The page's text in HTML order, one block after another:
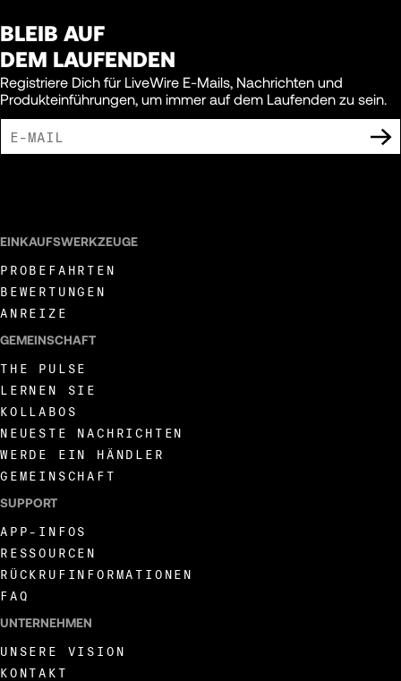
BLEIB AUF
DEM LAUFENDEN
Registriere Dich für LiveWire E-Mails, Nachrichten und
Produkteinführungen, um immer auf dem Laufenden zu sein.
EINKAUFSWERKZEUGE
PROBEFAHRTEN
BEWERTUNGEN
ANREIZE
GEMEINSCHAFT
THE PULSE
LERNEN SIE
KOLLABOS
NEUESTE NACHRICHTEN
WERDE EIN HÄNDLER
GEMEINSCHAFT
SUPPORT
APP-INFOS
RESSOURCEN
RÜCKRUFINFORMATIONEN
FAQ
UNTERNEHMEN
UNSERE VISION
KONTAKT